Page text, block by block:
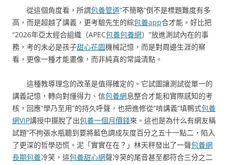
從這個角度看，所謂包養管道“不簡略”倒不是標題難度有多
高，而是超越了講義，更考驗先生的綜包養app合才能。好比把
“2026年亞太經合組織（APEC包養包養網）”放進測試內在的事
務，考的未必是孩子甜心花園機械記憶，而是對周邊生涯的察
看，更像一種才能畫像，而非純真的常識清點。
這種教導理念的改革是值得確定的。它試圖讓測試從單一的
講義記憶，轉向對懂得力、信包養網息整合才能和實際感知的考
核，回應“學乃至用”的持久呼聲，也把進修從“啃講義”填鴨式包養
網VIP講授中擺脫了出包養一個月價錢來。這也是為什么有網友稱
試題“不拘張水瓶聽到要將藍色調成灰度百分之五十一點二，陷入
了更深的哲學恐慌。泥「實實在在？」林天秤發出了一聲包養網
長期包養冷笑，這包養甜心網聲冷笑的尾音甚至都符合三分之二